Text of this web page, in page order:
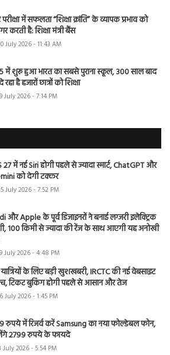
परीक्षा में सफलता “शिक्षा क्रांति” के व्यापक प्रभाव को
करती है: शिक्षा मंत्री बैंस
July 2026 - 11:43 AM
में शुरू हुआ भारत का सबसे पुराना स्कूल, 300 साल बाद
रहा है हजारों छात्रों को शिक्षा
July 2026 - 7:14 PM
27 में नई Siri होगी पहले से ज्यादा स्मार्ट, ChatGPT और
को देगी टक्कर
July 2026 - 7:52 PM
और Apple के पूर्व डिजाइनरों ने बनाई लग्जरी इलेक्ट्रिक
100 किमी से ज्यादा की रेंज के साथ आएगी यह अनोखी
July 2026 - 4:48 PM
के लिए बड़ी खुशखबरी, IRCTC की नई वेबसाइट
टिकट बुकिंग होगी पहले से आसान और तेज
July 2026 - 1:45 PM
रुपये में रिजर्व करें Samsung का नया फोल्डेबल फोन,
2799 रुपये के फायदे
July 2026 - 5:54 PM